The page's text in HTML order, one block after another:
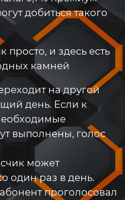
добиться такого
просто, и здесь есть
камней
на другой
день. Если к
выполнены, голос
может
один раз в день.
проголосовал